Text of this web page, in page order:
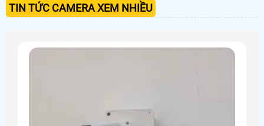
TIN TỨC CAMERA XEM NHIỀU